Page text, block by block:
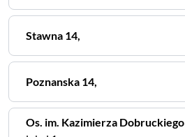
Stawna 14,
Poznanska 14,
Os. im. Kazimierza Dobruckiego